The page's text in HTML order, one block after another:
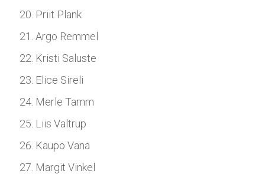
Priit Plank
Argo Remmel
Kristi Saluste
Elice Sireli
Merle Tamm
Liis Valtrup
Kaupo Vana
Margit Vinkel